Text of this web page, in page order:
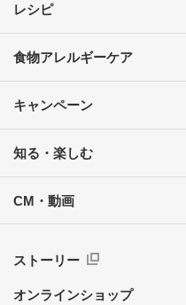
レシピ
食物アレルギーケア
キャンペーン
知る・楽しむ
CM・動画
ストーリー
オンラインショップ